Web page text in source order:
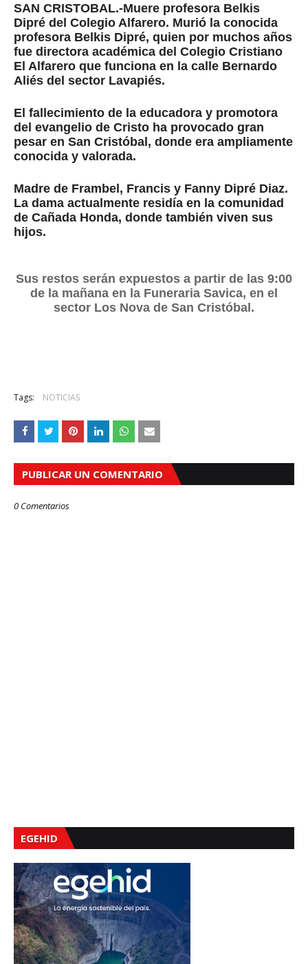
SAN CRISTOBAL.-Muere profesora Belkis
Dipré del Colegio Alfarero. Murió la conocida
profesora Belkis Dipré, quien por muchos años
fue directora académica del Colegio Cristiano
El Alfarero que funciona en la calle Bernardo
Aliés del sector Lavapiés.
El fallecimiento de la educadora y promotora
del evangelio de Cristo ha provocado gran
pesar en San Cristóbal, donde era ampliamente
conocida y valorada.
Madre de Frambel, Francis y Fanny Dipré Diaz.
La dama actualmente residía en la comunidad
de Cañada Honda, donde también viven sus
hijos.
Sus restos serán expuestos a partir de las 9:00
de la mañana en la Funeraria Savica, en el
sector Los Nova de San Cristóbal.
Tags: NOTICIAS
PUBLICAR UN COMENTARIO
0 Comentarios
EGEHID